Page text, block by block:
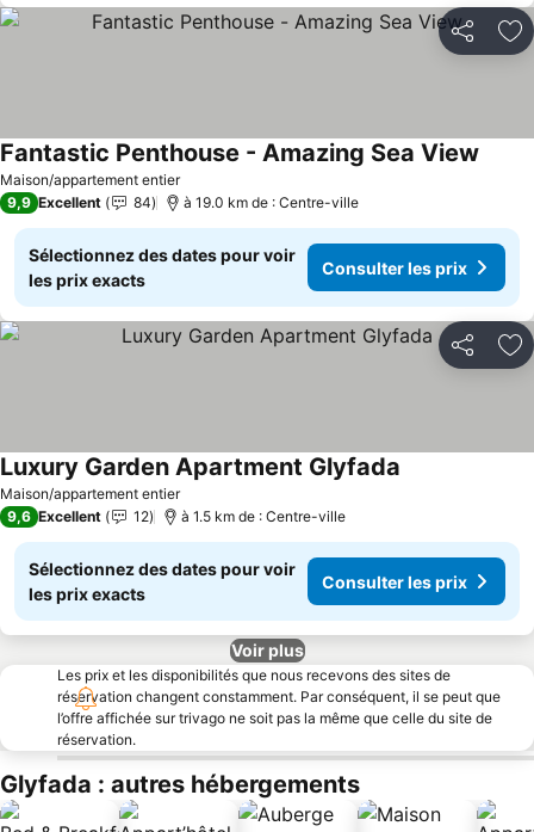
Partager
Maison/appartement entier
Fantastic Penthouse - Amazing Sea View
9,9 Excellent 84 à 19.0 km de : Centre-ville
Sélectionnez des dates pour voir
les prix exacts
Consulter les prix
Partager
Maison/appartement entier
Luxury Garden Apartment Glyfada
9,6 Excellent 12 à 1.5 km de : Centre-ville
Sélectionnez des dates pour voir
les prix exacts
Consulter les prix
Voir plus
Les prix et les disponibilités que nous recevons des sites de
réservation changent constamment. Par conséquent, il se peut que
l’offre affichée sur trivago ne soit pas la même que celle du site de
réservation.
Glyfada : autres hébergements